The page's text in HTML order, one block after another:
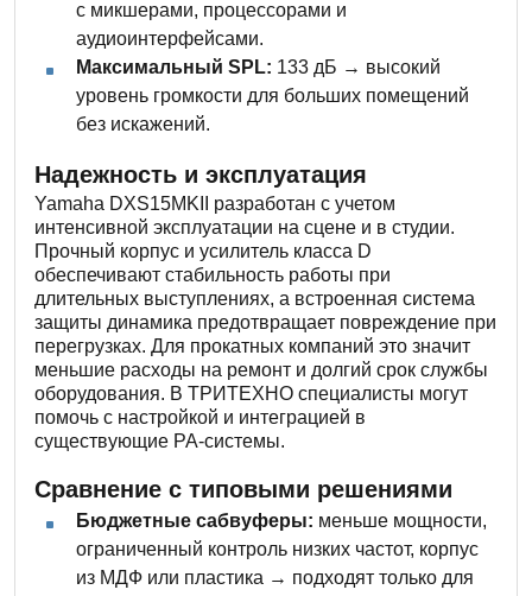
с микшерами, процессорами и
аудиоинтерфейсами.
Максимальный SPL: 133 дБ → высокий
уровень громкости для больших помещений
без искажений.
Надежность и эксплуатация
Yamaha DXS15MKII разработан с учетом
интенсивной эксплуатации на сцене и в студии.
Прочный корпус и усилитель класса D
обеспечивают стабильность работы при
длительных выступлениях, а встроенная система
защиты динамика предотвращает повреждение при
перегрузках. Для прокатных компаний это значит
меньшие расходы на ремонт и долгий срок службы
оборудования. В ТРИТЕХНО специалисты могут
помочь с настройкой и интеграцией в
существующие PA-системы.
Сравнение с типовыми решениями
Бюджетные сабвуферы: меньше мощности,
ограниченный контроль низких частот, корпус
из МДФ или пластика → подходят только для